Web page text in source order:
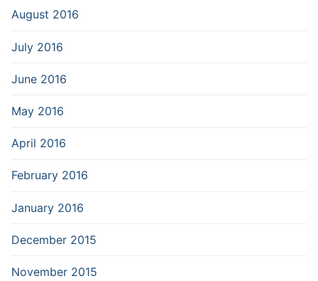
August 2016
July 2016
June 2016
May 2016
April 2016
February 2016
January 2016
December 2015
November 2015